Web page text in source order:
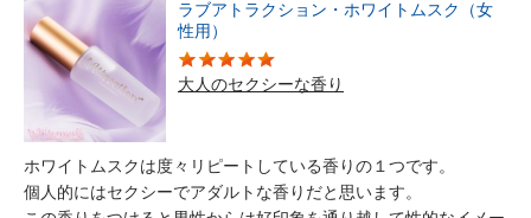
ラブアトラクション・ホワイトムスク（女
性用）
大人のセクシーな香り
ホワイトムスクは度々リピートしている香りの１つです。
個人的にはセクシーでアダルトな香りだと思います。